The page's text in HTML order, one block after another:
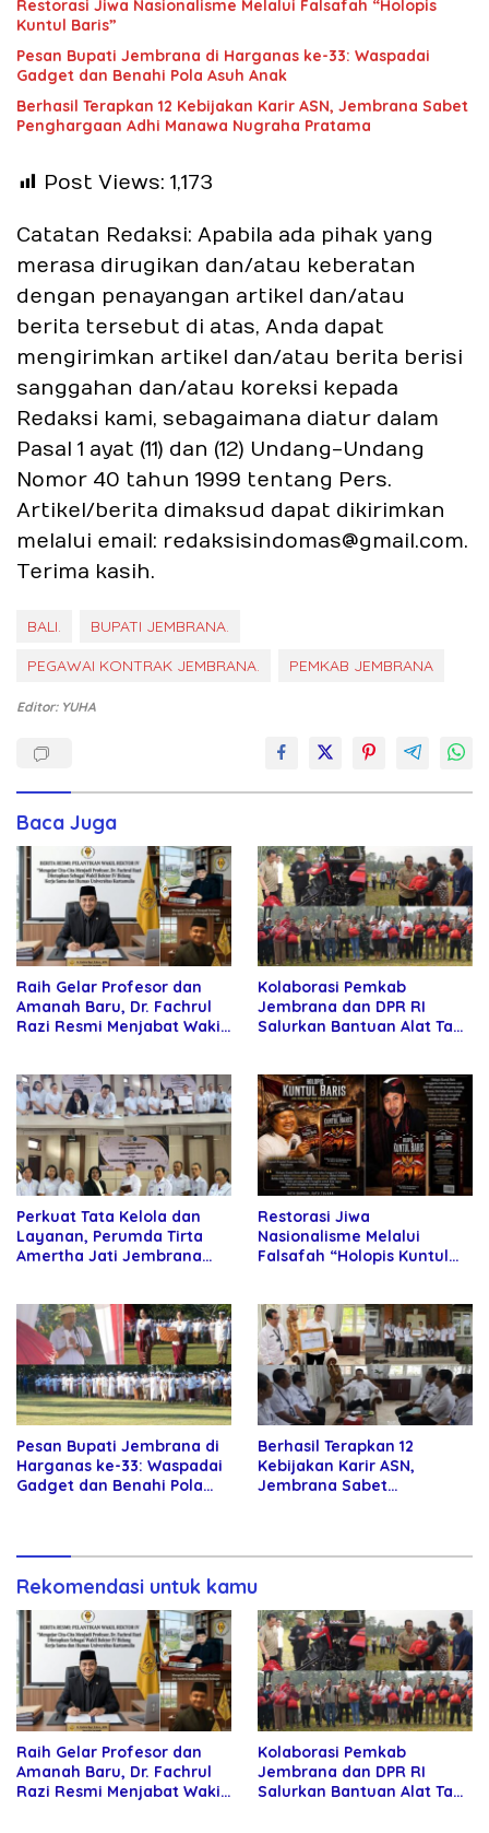
Restorasi Jiwa Nasionalisme Melalui Falsafah “Holopis
Kuntul Baris”
Pesan Bupati Jembrana di Harganas ke-33: Waspadai
Gadget dan Benahi Pola Asuh Anak
Berhasil Terapkan 12 Kebijakan Karir ASN, Jembrana Sabet
Penghargaan Adhi Manawa Nugraha Pratama
Post Views: 1,173
Catatan Redaksi: Apabila ada pihak yang
merasa dirugikan dan/atau keberatan
dengan penayangan artikel dan/atau
berita tersebut di atas, Anda dapat
mengirimkan artikel dan/atau berita berisi
sanggahan dan/atau koreksi kepada
Redaksi kami, sebagaimana diatur dalam
Pasal 1 ayat (11) dan (12) Undang-Undang
Nomor 40 tahun 1999 tentang Pers.
Artikel/berita dimaksud dapat dikirimkan
melalui email: redaksisindomas@gmail.com.
Terima kasih.
BALI.
BUPATI JEMBRANA.
PEGAWAI KONTRAK JEMBRANA.
PEMKAB JEMBRANA
Editor: YUHA
Baca Juga
Raih Gelar Profesor dan
Amanah Baru, Dr. Fachrul
Razi Resmi Menjabat Wakil
Kolaborasi Pemkab
Jembrana dan DPR RI
Salurkan Bantuan Alat Tani
Perkuat Tata Kelola dan
Layanan, Perumda Tirta
Amertha Jati Jembrana
Restorasi Jiwa
Nasionalisme Melalui
Falsafah “Holopis Kuntul
Pesan Bupati Jembrana di
Harganas ke-33: Waspadai
Gadget dan Benahi Pola
Berhasil Terapkan 12
Kebijakan Karir ASN,
Jembrana Sabet
Rekomendasi untuk kamu
Raih Gelar Profesor dan
Amanah Baru, Dr. Fachrul
Razi Resmi Menjabat Wakil
Kolaborasi Pemkab
Jembrana dan DPR RI
Salurkan Bantuan Alat Tani